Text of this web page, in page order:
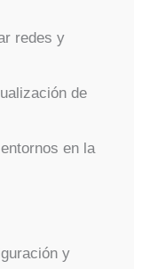
redes y
de
en la
y